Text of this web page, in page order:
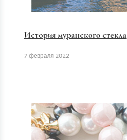
История муранского стекла
7 февраля 2022